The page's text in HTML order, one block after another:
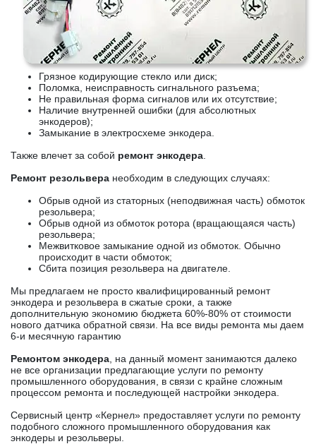
Грязное кодирующие стекло или диск;
Поломка, неисправность сигнального разъема;
Не правильная форма сигналов или их отсутствие;
Наличие внутренней ошибки (для абсолютных
энкодеров);
Замыкание в электросхеме энкодера.
Также влечет за собой ремонт энкодера
Ремонт резольвера необходим в следующих случаях:
Обрыв одной из статорных (неподвижная часть) обмоток
резольвера;
Обрыв одной из обмоток ротора (вращающаяся часть)
резольвера;
Межвитковое замыкание одной из обмоток. Обычно
происходит в части обмоток;
Сбита позиция резольвера на двигателе.
Мы предлагаем не просто квалифицированный ремонт
энкодера и резольвера в сжатые сроки, а также
дополнительную экономию бюджета 60%-80% от стоимости
нового датчика обратной связи. На все виды ремонта мы даем
6-и месячную гарантию
Ремонтом энкодера , на данный момент занимаются далеко
не все организации предлагающие услуги по ремонту
промышленного оборудования, в связи с крайне сложным
процессом ремонта и последующей настройки энкодера.
Сервисный центр «Кернел» предоставляет услуги по ремонту
подобного сложного промышленного оборудования как
энкодеры и резольверы.